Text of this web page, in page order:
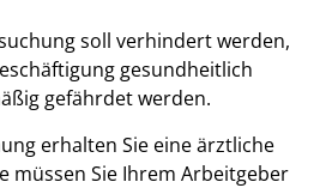
soll verhindert werden,
gesundheitlich
gefährdet werden.
erhalten Sie eine ärztliche
müssen Sie Ihrem Arbeitgeber